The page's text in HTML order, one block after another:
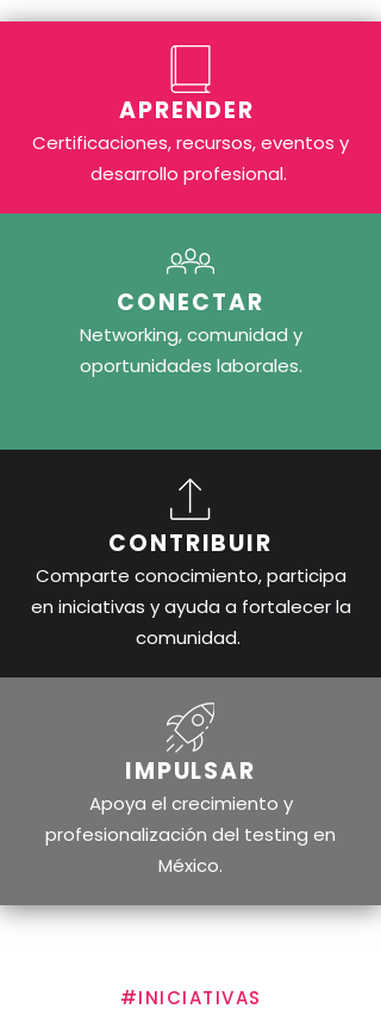
APRENDER
Certificaciones, recursos, eventos y
desarrollo profesional.
CONECTAR
Networking, comunidad y
oportunidades laborales.
CONTRIBUIR
Comparte conocimiento, participa
en iniciativas y ayuda a fortalecer la
comunidad.
IMPULSAR
Apoya el crecimiento y
profesionalización del testing en
México.
#INICIATIVAS